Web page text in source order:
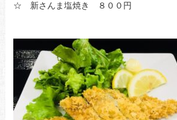
☆ 新さんま塩焼き ８００円